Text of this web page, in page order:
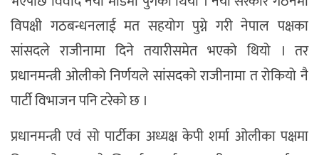
विपक्षी गठबन्धनलाई मत सहयोग पुग्ने गरी नेपाल पक्षका
सांसदले राजीनामा दिने तयारीसमेत भएको थियो । तर
प्रधानमन्त्री ओलीको निर्णयले सांसदको राजीनामा त रोकियो नै
पार्टी विभाजन पनि टरेको छ ।
प्रधानमन्त्री एवं सो पार्टीका अध्यक्ष केपी शर्मा ओलीका पक्षमा